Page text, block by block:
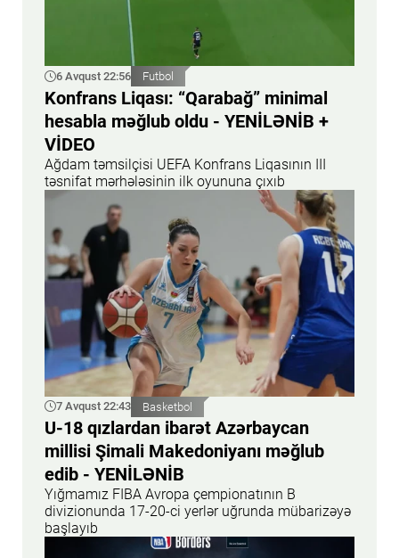
6 Avqust 22:56 Futbol
Konfrans Liqası: “Qarabağ” minimal
hesabla məğlub oldu - YENİLƏNİB +
VİDEO
Ağdam təmsilçisi UEFA Konfrans Liqasının III
təsnifat mərhələsinin ilk oyununa çıxıb
7 Avqust 22:43 Basketbol
U-18 qızlardan ibarət Azərbaycan
millisi Şimali Makedoniyanı məğlub
edib - YENİLƏNİB
Yığmamız FIBA Avropa çempionatının B
divizionunda 17-20-ci yerlər uğrunda mübarizəyə
başlayıb